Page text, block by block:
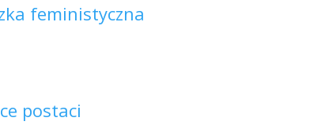
feministyczna
postaci